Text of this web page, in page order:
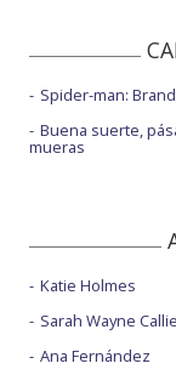
Spider-man:
Buena suerte,
mueras
Katie Holmes
Sarah Wayne
Ana Fernández